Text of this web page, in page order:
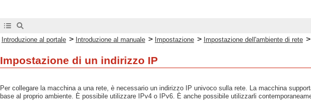
Introduzione al portale > Introduzione al manuale > Impostazione > Impostazione dell'ambiente di rete >
Impostazione di un indirizzo IP
Per collegare la macchina a una rete, è necessario un indirizzo IP univoco sulla rete. La macchina
base al proprio ambiente. È possibile utilizzare IPv4 o IPv6. È anche possibile utilizzarli